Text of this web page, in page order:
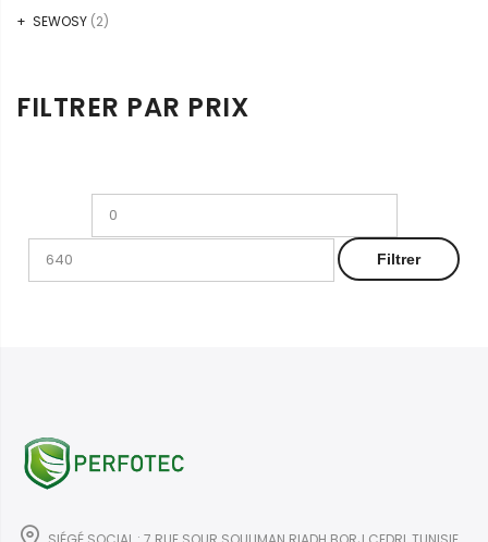
SEWOSY (2)
FILTRER PAR PRIX
Filtrer